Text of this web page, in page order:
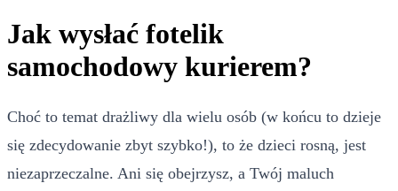
Jak wysłać fotelik
samochodowy kurierem?
Choć to temat drażliwy dla wielu osób (w końcu to dzieje
się zdecydowanie zbyt szybko!), to że dzieci rosną, jest
niezaprzeczalne. Ani się obejrzysz, a Twój maluch